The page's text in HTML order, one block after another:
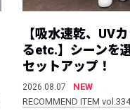
【吸水速乾、UV
るetc.】シーンを
セットアップ！
2026.08.07
NEW
RECOMMEND ITEM vol.334